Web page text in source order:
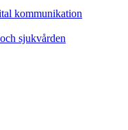
kommunikation
sjukvården